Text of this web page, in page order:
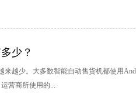
少？
来越少。大多数智能自动售货机都使用
营商所使用的...